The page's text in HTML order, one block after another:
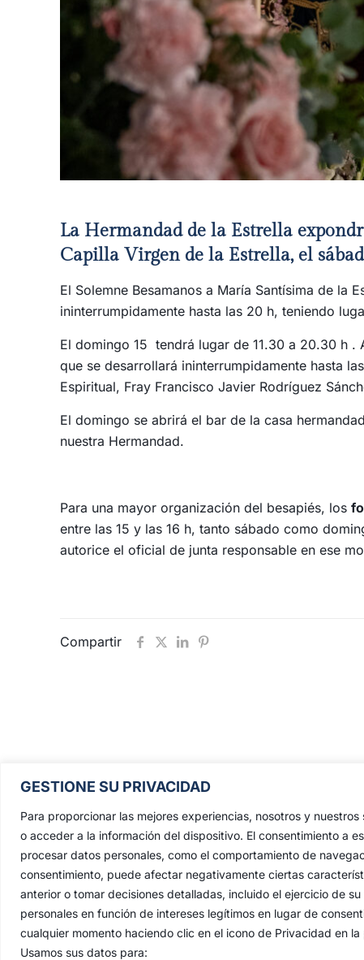
GESTIONE SU PRIVACIDAD
Para proporcionar las mejores experiencias, nosotros y
o acceder a la información del dispositivo. El consentimiento a
procesar datos personales, como el comportamiento de
consentimiento, puede afectar negativamente ciertas
anterior o tomar decisiones detalladas, incluido el ejercicio de
personales en función de intereses legítimos en lugar de
cualquier momento haciendo clic en el icono de Privacidad en
Usamos sus datos para:
La Hermandad de la Estrella
Capilla Virgen de la Estrella, el
El Solemne Besamanos a María Santísima de la
ininterrumpidamente hasta las 20 h, teniendo
El domingo 15 tendrá lugar de 11.30 a 20.30 h .
que se desarrollará ininterrumpidamente hasta
Espiritual, Fray Francisco Javier Rodríguez
El domingo se abrirá el bar de la casa
nuestra Hermandad.
Para una mayor organización del besapiés, los
entre las 15 y las 16 h, tanto sábado como
autorice el oficial de junta responsable en ese
Compartir
Hermandad Sacramental y Cofradía
Nazarenos de Nuestro Padre Jesús
Penas y María Santísima de la
Triunfo del Santo Lignum Crucis,
Francisco de Paula y Santas Justa
Rufina.
Capilla: C. San Jacinto, 41
Casa Hermandad: C/ Jesús de las